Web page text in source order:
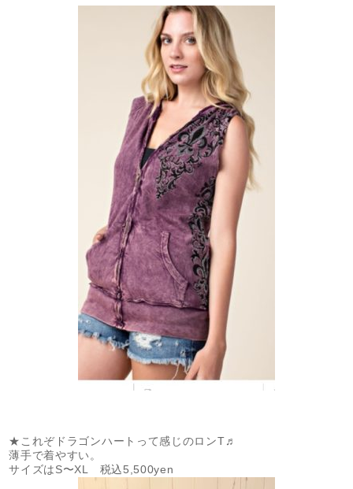
★これぞドラゴンハートって感じのロンT♬
薄手で着やすい。
サイズはS〜XL 税込5,500yen